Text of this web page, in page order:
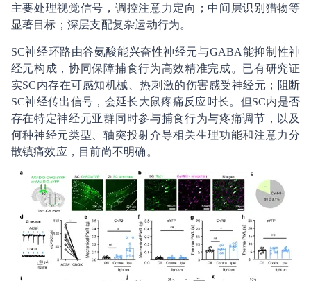
主要处理视觉信号，调控注意力定向；中间层识别猎物等
显著目标；深层支配复杂运动行为。
SC神经环路由谷氨酸能兴奋性神经元与GABA能抑制性神
经元构成，协同保障捕食行为高效精准完成。已有研究证
实SC内存在可感知机械、热刺激的伤害感受神经元；阻断
SC神经传出信号，会延长大鼠疼痛反应时长。但SC内是否
存在特定神经元亚群同时参与捕食行为与疼痛调节，以及
何种神经元类型、轴突投射介导相关生理功能和注意力分
散镇痛效应，目前尚不明确。